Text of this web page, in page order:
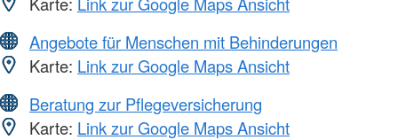
Angebote für Menschen mit Behinderungen
Karte: Link zur Google Maps Ansicht
Beratung zur Pflegeversicherung
Karte: Link zur Google Maps Ansicht